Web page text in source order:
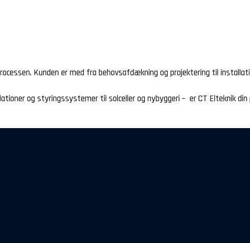
Kunden er med fra behovsafdækning og projektering til
og styringssystemer til solceller og nybyggeri – er CT Elteknik din